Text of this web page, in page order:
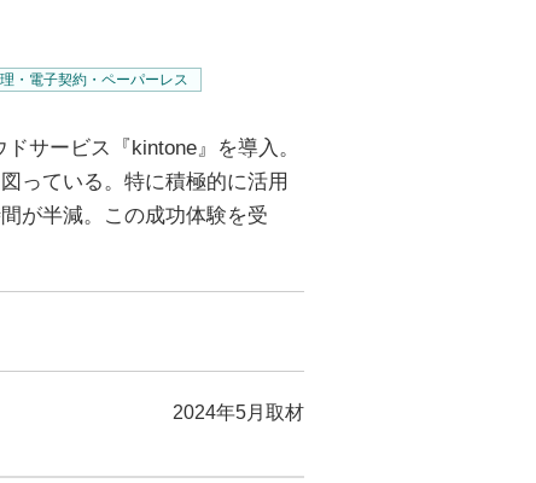
・電子契約・ペーパーレス
サービス『kintone』を導入。
っている。特に積極的に活用
が半減。この成功体験を受
2024年5月取材